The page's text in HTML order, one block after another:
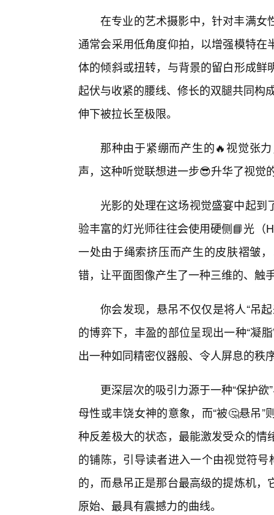
在专业的艺术摄影中，针对丰满女
通常会采用低角度仰拍，以增强模特
体的倾斜或扭转，与背景的留白形成
起伏与收紧的腰线、修长的双腿共同构
伸下被拉长至极限。
那种由于紧绷而产生的🔥视觉张
声，这种听觉联想进一步😎升华了视觉
光影的处理在这场视觉盛宴中起
验丰富的灯光师往往会使用硬侧📘光（
一处由于绳索挤压而产生的皮肤褶皱
错，让平面图像产生了一种三维的、触
你会发现，悬吊不仅仅是将人“吊
的博弈下，丰盈的部位呈现出一种“凝
出一种如同精密仪器般、令人屏息的秩
更深层次的吸引力源于一种“保护
母性或丰饶女神的意象，而“被🤔悬吊
种反差极大的状态，最能激发受众的
的铺陈，引导读者进入一个由视觉符
的，而悬吊正是那台最高级的提炼机
原始、最具有震撼力的曲线。